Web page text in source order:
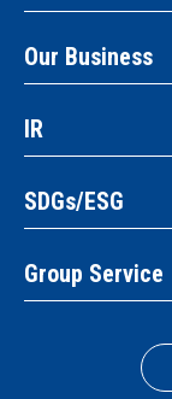
Our Business
IR
SDGs/ESG
Group Service